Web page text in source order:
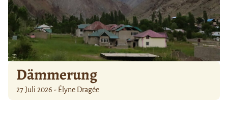
Dämmerung
27 Juli 2026 - Élyne Dragée